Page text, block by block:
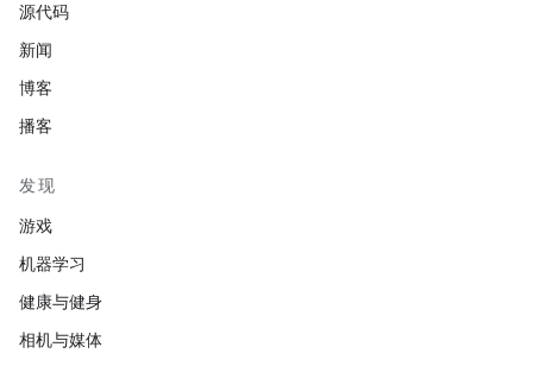
源代码
新闻
博客
播客
发现
游戏
机器学习
健康与健身
相机与媒体